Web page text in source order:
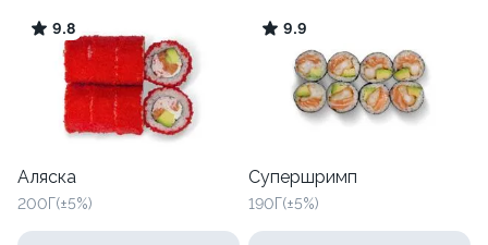
9.8
Аляска
200Г(±5%)
9.9
Супершримп
190Г(±5%)